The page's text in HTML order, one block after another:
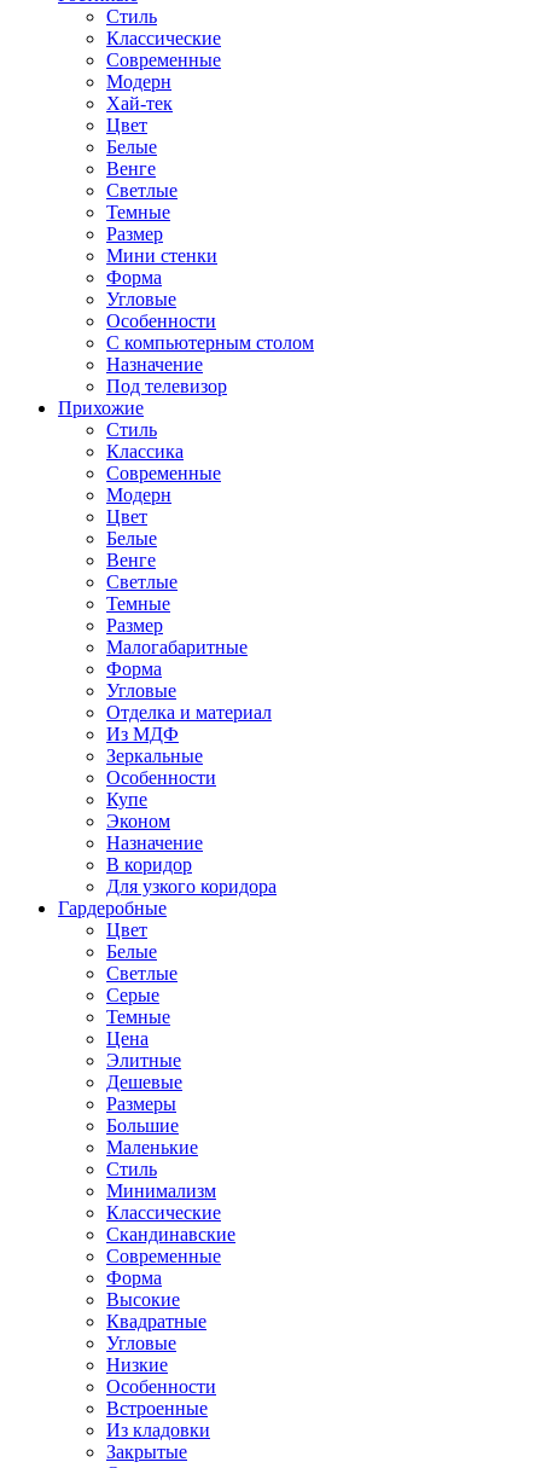
Стиль
Классические
Современные
Модерн
Хай-тек
Цвет
Белые
Венге
Светлые
Темные
Размер
Мини стенки
Форма
Угловые
Особенности
С компьютерным столом
Назначение
Под телевизор
Прихожие
Стиль
Классика
Современные
Модерн
Цвет
Белые
Венге
Светлые
Темные
Размер
Малогабаритные
Форма
Угловые
Отделка и материал
Из МДФ
Зеркальные
Особенности
Купе
Эконом
Назначение
В коридор
Для узкого коридора
Гардеробные
Цвет
Белые
Светлые
Серые
Темные
Цена
Элитные
Дешевые
Размеры
Большие
Маленькие
Стиль
Минимализм
Классические
Скандинавские
Современные
Форма
Высокие
Квадратные
Угловые
Низкие
Особенности
Встроенные
Из кладовки
Закрытые